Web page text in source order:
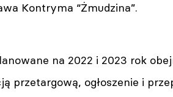
Kontryma “Żmudzina”.
na 2022 i 2023 rok
ogłoszenie i